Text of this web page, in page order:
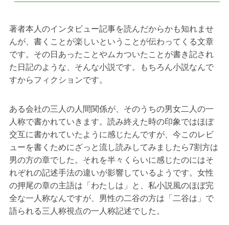
著者本人のインタビュー記事を読んだからかも知れませ
んが、書くことが楽しいということが伝わってくる文章
です。その日あったことやムカついたことが書き記され
た日記のような、そんな小説です。もちろん小説なんで
すからフィクションです。
ある会社の三人の人間関係が、そのうちの男女二人の一
人称で書かれていきます。読み終えた時の印象ではほぼ
交互に書かれていたように感じたんですが、今このレビ
ューを書くためにざっと流し読みしてみましたら7割方は
男の方の章でした。それを半々くらいに感じたのにはそ
れぞれの記述手法の違いが影響しているようです。女性
の押尾の章の主語は「わたしは」と、私小説風のほぼ完
全な一人称なんですが、男性の二谷の方は「二谷は」で
語られる三人称視点の一人称記述でした。